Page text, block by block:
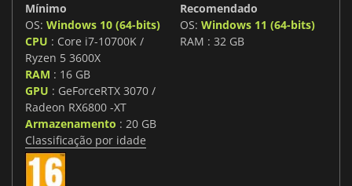
Mínimo
OS: Windows 10 (64-bits)
CPU : Core i7-10700K /
Ryzen 5 3600X
RAM : 16 GB
GPU : GeForceRTX 3070 /
Radeon RX6800 -XT
Armazenamento : 20 GB
Recomendado
OS: Windows 11 (64-bits)
RAM : 32 GB
Classificação por idade